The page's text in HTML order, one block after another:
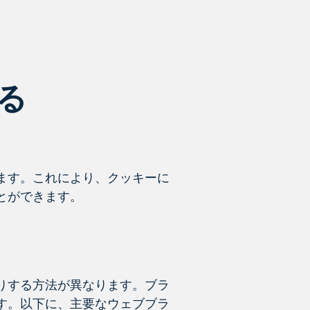
す。これにより、クッキーに
できます。
る方法が異なります。ブラ
以下に、主要なウェブブラ